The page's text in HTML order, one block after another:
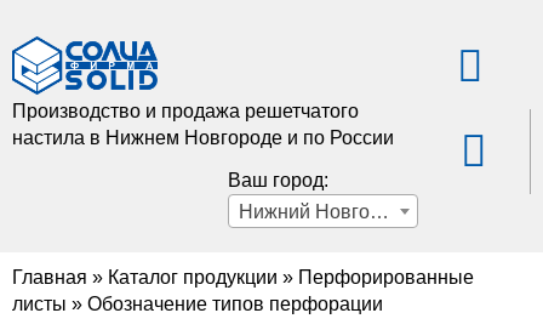
Производство и продажа решетчатого
настила в Нижнем Новгороде и по России
Ваш город:
Нижний Новгород
Главная » Каталог продукции » Перфорированные
листы » Обозначение типов перфорации